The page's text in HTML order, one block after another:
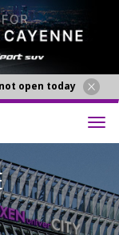
open today